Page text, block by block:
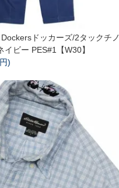
ドッカーズ/2タックチノ
イビー PES#1【W30】
)